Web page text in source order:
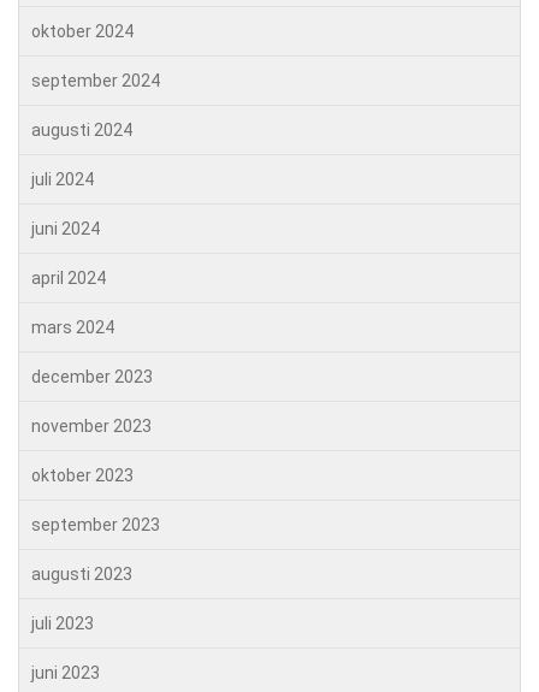
oktober 2024
september 2024
augusti 2024
juli 2024
juni 2024
april 2024
mars 2024
december 2023
november 2023
oktober 2023
september 2023
augusti 2023
juli 2023
juni 2023